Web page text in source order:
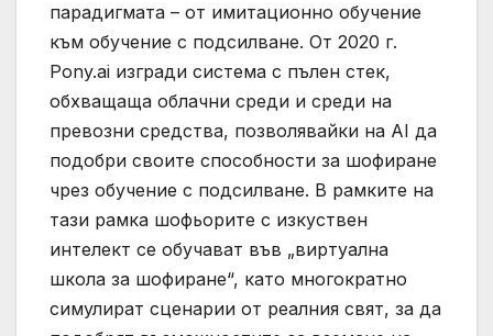
парадигмата – от имитационно обучение
към обучение с подсилване. От 2020 г.
Pony.ai изгради система с пълен стек,
обхващаща облачни среди и среди на
превозни средства, позволявайки на AI да
подобри своите способности за шофиране
чрез обучение с подсилване. В рамките на
тази рамка шофьорите с изкуствен
интелект се обучават във „виртуална
школа за шофиране“, като многократно
симулират сценарии от реалния свят, за да